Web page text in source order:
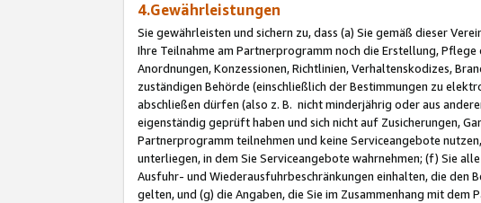
4.Gewährleistungen
Sie gewährleisten und sichern zu, dass (a) Sie gemäß dieser
Ihre Teilnahme am Partnerprogramm noch die Erstellung,
Anordnungen, Konzessionen, Richtlinien, Verhaltenskodizes,
zuständigen Behörde (einschließlich der Bestimmungen zu
abschließen dürfen (also z. B. nicht minderjährig oder aus
eigenständig geprüft haben und sich nicht auf Zusicherungen,
Partnerprogramm teilnehmen und keine Serviceangebote
unterliegen, in dem Sie Serviceangebote wahrnehmen; (f) Sie
Ausfuhr- und Wiederausfuhrbeschränkungen einhalten, die den
gelten, und (g) die Angaben, die Sie im Zusammenhang mit